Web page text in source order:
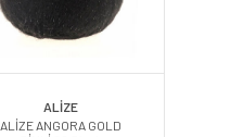
ALİZE
ALİZE ANGORA GOLD